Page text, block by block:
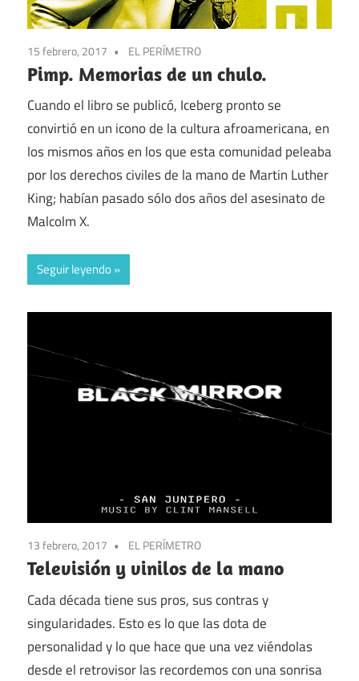
15 febrero, 2017 EL PERÍMETRO
Pimp. Memorias de un chulo.
Cuando el libro se publicó, Iceberg pronto se
convirtió en un icono de la cultura afroamericana, en
los mismos años en los que esta comunidad peleaba
por los derechos civiles de la mano de Martin Luther
King; habían pasado sólo dos años del asesinato de
Malcolm X.
Seguir leyendo
13 febrero, 2017 EL PERÍMETRO
Televisión y vinilos de la mano
Cada década tiene sus pros, sus contras y
singularidades. Esto es lo que las dota de
personalidad y lo que hace que una vez viéndolas
desde el retrovisor las recordemos con una sonrisa